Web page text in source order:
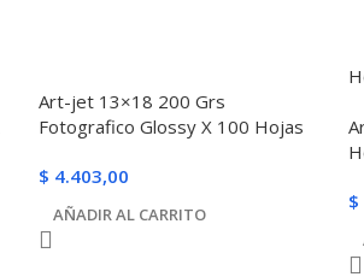
Art-jet 13×18 200 Grs
Fotografico Glossy X 100 Hojas
$ 4.403,00
AÑADIR AL CARRITO
$